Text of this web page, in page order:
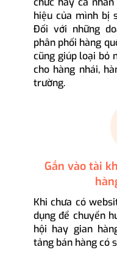
hiệu của mình bị
Đối với những
phân phối hàng
cũng giúp loại bỏ
cho hàng nhái,
trường.
Gắn vào tài
Khi chưa có
dụng để chuyển
hội hay gian
tảng bán hàng có